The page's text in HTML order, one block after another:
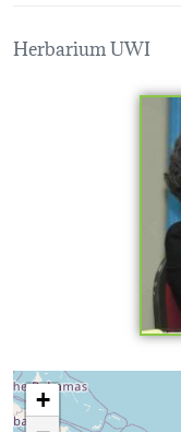
Herbarium UWI
Loading map...
+